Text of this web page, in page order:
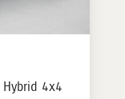
Hybrid 4x4